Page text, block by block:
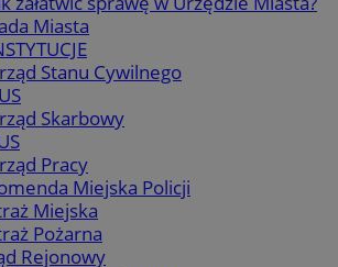
Miasta
Stanu Cywilnego
Skarbowy
Pracy
Miejska Policji
Miejska
Pożarna
Rejonowy